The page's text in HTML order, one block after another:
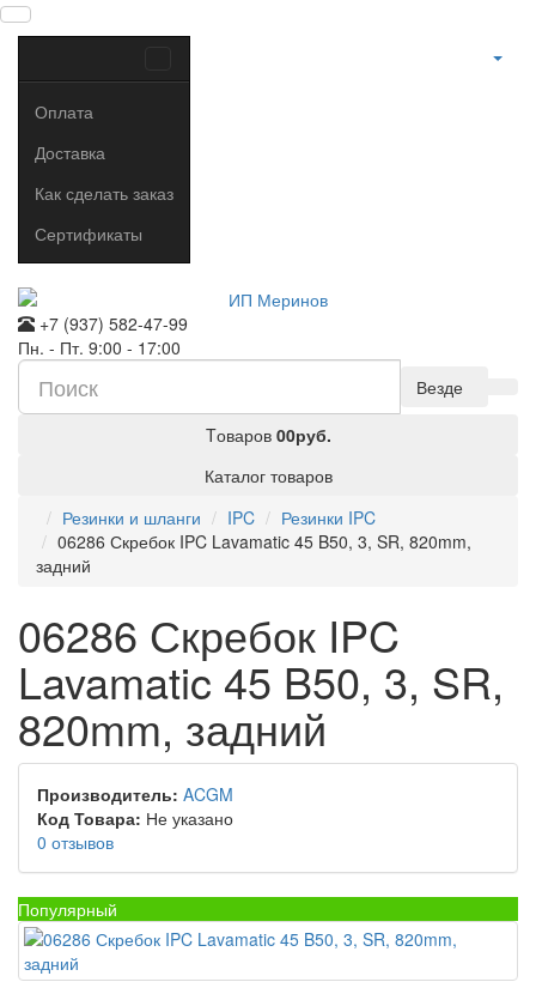
Оплата
Доставка
Как сделать заказ
Сертификаты
+7 (937) 582-47-99
Пн. - Пт. 9:00 - 17:00
Везде
Tоваров 00руб.
Каталог товаров
Резинки и шланги
IPC
Резинки IPC
06286 Скребок IPC Lavamatic 45 B50, 3, SR, 820mm,
задний
06286 Скребок IPC
Lavamatic 45 B50, 3, SR,
820mm, задний
Производитель: ACGM
Код Товара: Не указано
0 отзывов
Популярный